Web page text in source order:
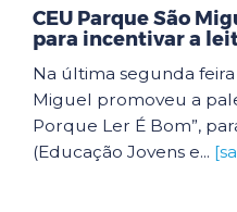
CEU Parque São
para incentivar a
Na última segunda feira
Miguel promoveu a
Porque Ler É Bom”,
(Educação Jovens e...